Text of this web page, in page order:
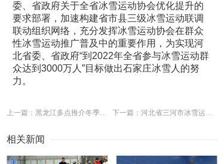
委、省政府关于全省冰雪运动协会优化提升的
要求部署，加速构建省市县三级冰雪运动联调
联动组织网络，充分发挥冰雪运动协会在群众
性冰雪运动推广普及中的重要作用，为实现河
北省委、省政府“到2022年全省参与冰雪运动群
众达到3000万人”目标做出石家庄冰雪人的努
力。
上一篇：黑龙江多点推介冬季旅游 激发客源地市场活力 下一篇：河北省三河市冰雪运动进校园活动持续推进
相关新闻